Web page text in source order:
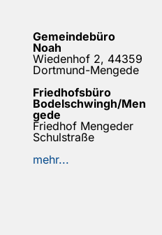
Gemeindebüro
Noah
Wiedenhof 2, 44359
Dortmund-Mengede
Friedhofsbüro
Bodelschwingh/Men
gede
Friedhof Mengeder
Schulstraße
mehr...